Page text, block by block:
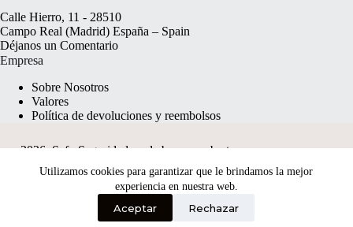
Utilizamos cookies para garantizar que le brindamos la mejor
experiencia en nuestra web.
Aceptar Rechazar
Calle Hierro, 11 - 28510
Campo Real (Madrid) España – Spain
Déjanos un Comentario
Empresa
Sobre Nosotros
Valores
Política de devoluciones y reembolsos
2026, Safy Seguridad made byanyweb.pt